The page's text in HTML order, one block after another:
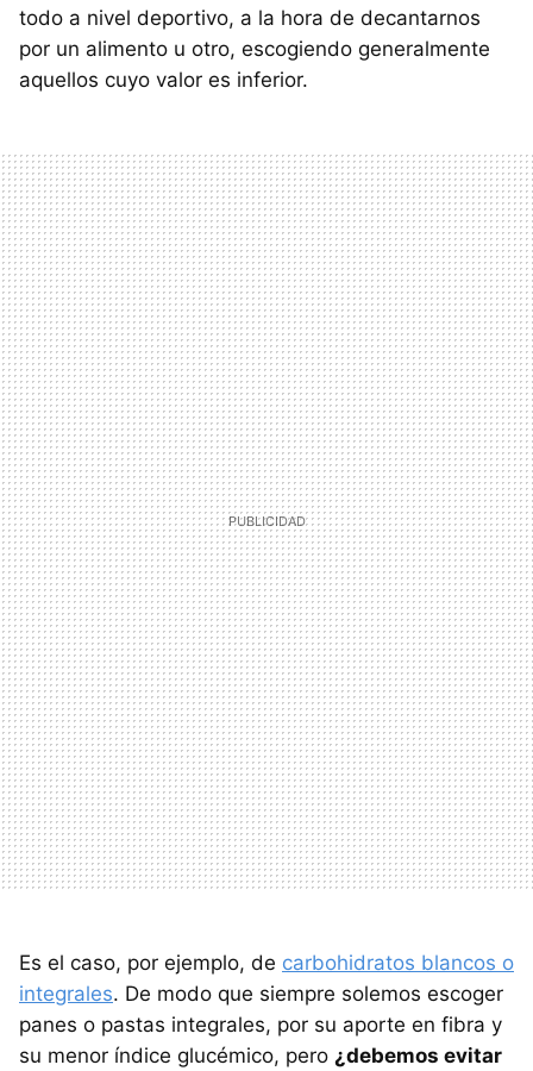
todo a nivel deportivo, a la hora de decantarnos
por un alimento u otro, escogiendo generalmente
aquellos cuyo valor es inferior.
Es el caso, por ejemplo, de carbohidratos blancos o
integrales. De modo que siempre solemos escoger
panes o pastas integrales, por su aporte en fibra y
su menor índice glucémico, pero ¿debemos evitar